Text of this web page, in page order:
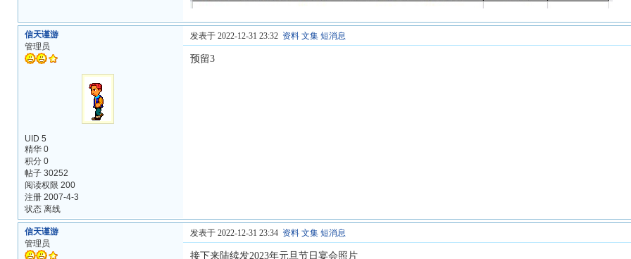
信天谨游
管理员
UID 5
精华 0
积分 0
帖子 30252
阅读权限 200
注册 2007-4-3
状态 离线
发表于 2022-12-31 23:32 资料 文集 短消息
预留3
信天谨游
管理员
发表于 2022-12-31 23:34 资料 文集 短消息
接下来陆续发2023年元旦节日宴会照片